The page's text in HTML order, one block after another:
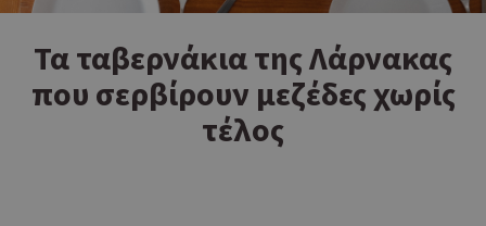
Τα ταβερνάκια της Λάρνακας
που σερβίρουν μεζέδες χωρίς
τέλος